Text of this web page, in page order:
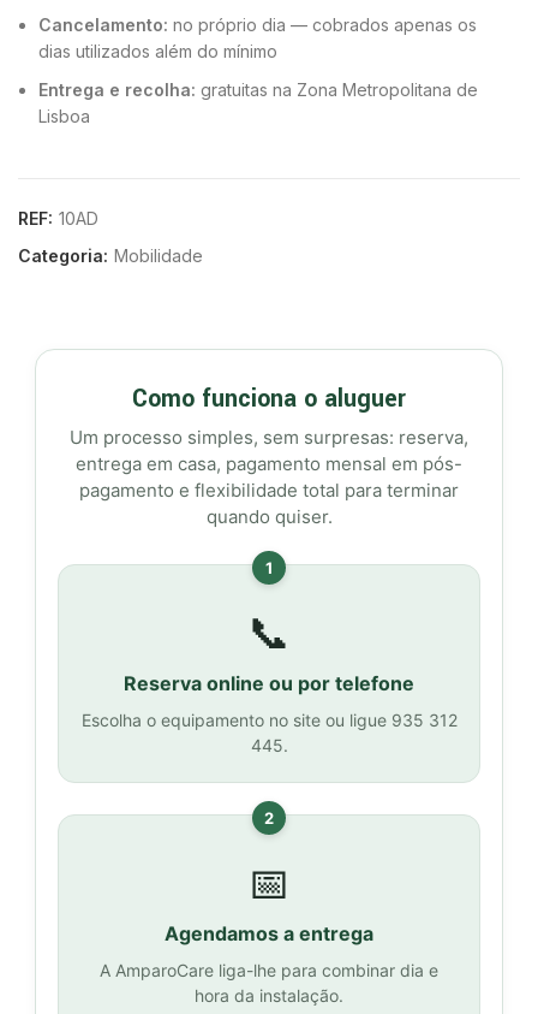
Cancelamento: no próprio dia — cobrados apenas os
dias utilizados além do mínimo
Entrega e recolha: gratuitas na Zona Metropolitana de
Lisboa
REF: 10AD
Categoria: Mobilidade
Como funciona o aluguer
Um processo simples, sem surpresas: reserva,
entrega em casa, pagamento mensal em pós-
pagamento e flexibilidade total para terminar
quando quiser.
1
📞
Reserva online ou por telefone
Escolha o equipamento no site ou ligue 935 312
445.
2
📅
Agendamos a entrega
A AmparoCare liga-lhe para combinar dia e
hora da instalação.